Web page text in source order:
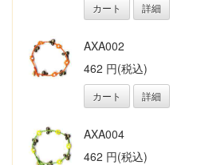
カート 詳細
AXA002
462 円(税込)
カート 詳細
AXA004
462 円(税込)